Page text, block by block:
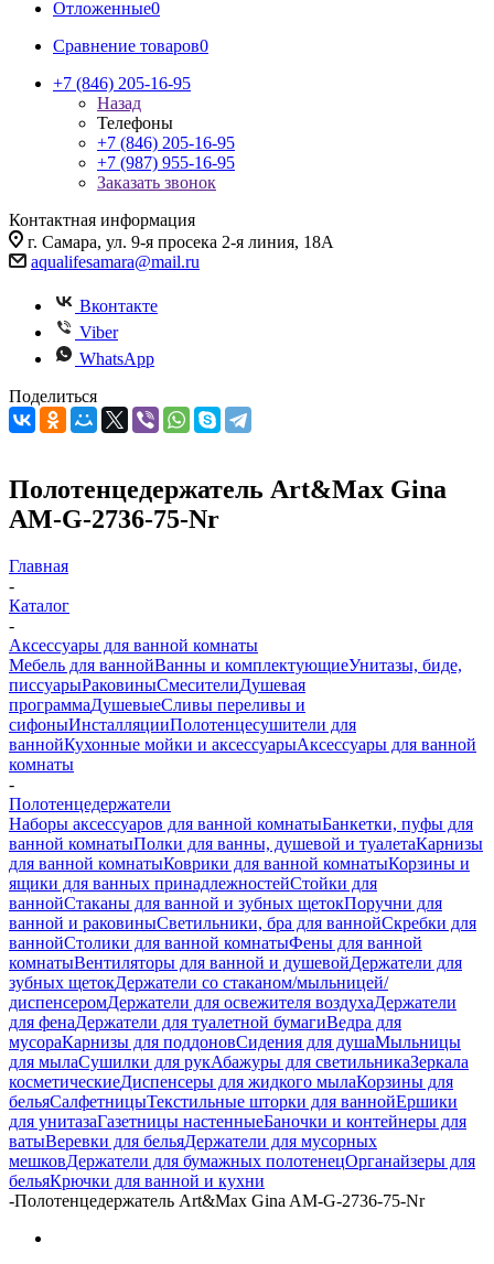
Отложенные0
Сравнение товаров0
+7 (846) 205-16-95
Назад
Телефоны
+7 (846) 205-16-95
+7 (987) 955-16-95
Заказать звонок
Контактная информация
г. Самара, ул. 9-я просека 2-я линия, 18А
aqualifesamara@mail.ru
Вконтакте
Viber
WhatsApp
Поделиться
Полотенцедержатель Art&Max Gina
AM-G-2736-75-Nr
Главная
-
Каталог
-
Аксессуары для ванной комнаты
Мебель для ваннойВанны и комплектующиеУнитазы, биде,
писсуарыРаковиныСмесителиДушевая
программаДушевыеСливы переливы и
сифоныИнсталляцииПолотенцесушители для
ваннойКухонные мойки и аксессуарыАксессуары для ванной
комнаты
-
Полотенцедержатели
Наборы аксессуаров для ванной комнатыБанкетки, пуфы для
ванной комнатыПолки для ванны, душевой и туалетаКарнизы
для ванной комнатыКоврики для ванной комнатыКорзины и
ящики для ванных принадлежностейСтойки для
ваннойСтаканы для ванной и зубных щетокПоручни для
ванной и раковиныСветильники, бра для ваннойСкребки для
ваннойСтолики для ванной комнатыФены для ванной
комнатыВентиляторы для ванной и душевойДержатели для
зубных щетокДержатели со стаканом/мыльницей/
диспенсеромДержатели для освежителя воздухаДержатели
для фенаДержатели для туалетной бумагиВедра для
мусораКарнизы для поддоновСидения для душаМыльницы
для мылаСушилки для рукАбажуры для светильникаЗеркала
косметическиеДиспенсеры для жидкого мылаКорзины для
бельяСалфетницыТекстильные шторки для ваннойЕршики
для унитазаГазетницы настенныеБаночки и контейнеры для
ватыВеревки для бельяДержатели для мусорных
мешковДержатели для бумажных полотенецОрганайзеры для
бельяКрючки для ванной и кухни
-Полотенцедержатель Art&Max Gina AM-G-2736-75-Nr